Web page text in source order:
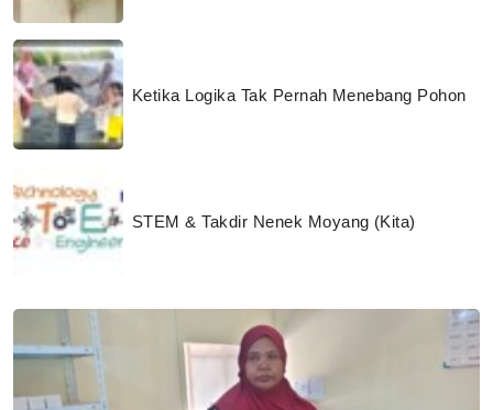
Ketika Logika Tak Pernah Menebang Pohon
STEM & Takdir Nenek Moyang (Kita)